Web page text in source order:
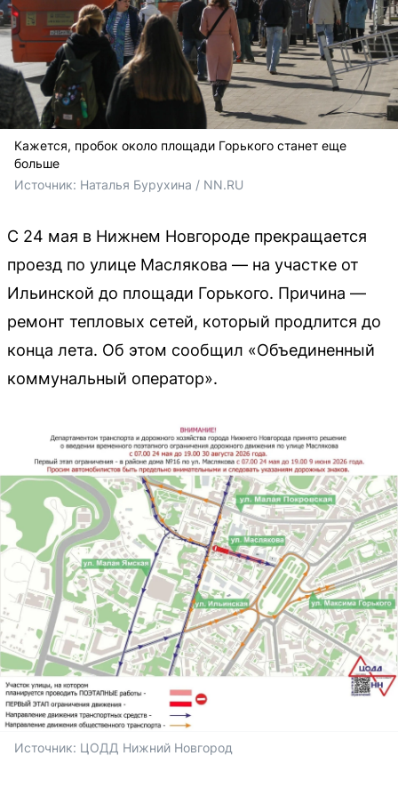
Кажется, пробок около площади Горького станет еще
больше
Источник: Наталья Бурухина / NN.RU
С 24 мая в Нижнем Новгороде прекращается
проезд по улице Маслякова — на участке от
Ильинской до площади Горького. Причина —
ремонт тепловых сетей, который продлится до
конца лета. Об этом сообщил «Объединенный
коммунальный оператор».
Источник: ЦОДД Нижний Новгород